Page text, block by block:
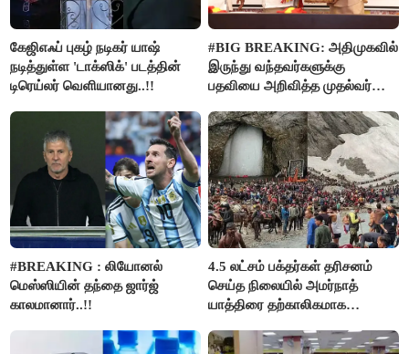
கேஜிஎஃப் புகழ் நடிகர் யாஷ்
நடித்துள்ள 'டாக்‌ஸிக்' படத்தின்
டிரெய்லர் வெளியானது..!!
#BIG BREAKING: அதிமுகவில்
இருந்து வந்தவர்களுக்கு
பதவியை அறிவித்த முதல்வர்
#BREAKING : லியோனல்
மெஸ்ஸியின் தந்தை ஜார்ஜ்
காலமானார்..!!
4.5 லட்சம் பக்தர்கள் தரிசனம்
செய்த நிலையில் அமர்நாத்
யாத்திரை தற்காலிகமாக